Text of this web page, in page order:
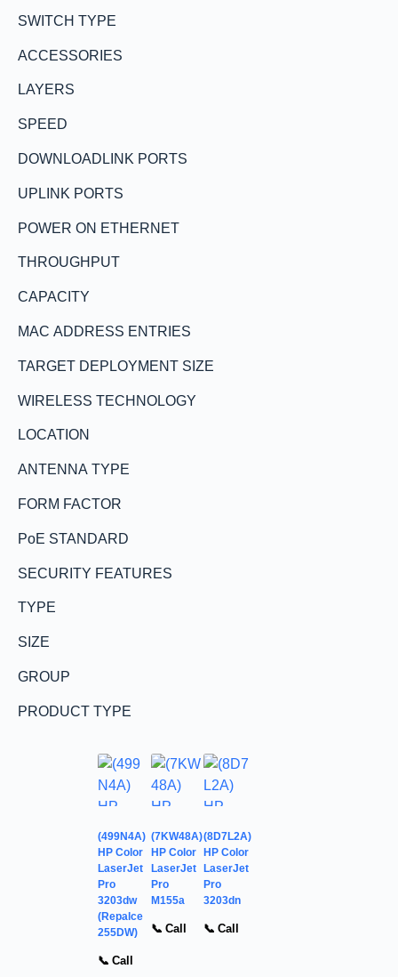
SWITCH TYPE
ACCESSORIES
LAYERS
SPEED
DOWNLOADLINK PORTS
UPLINK PORTS
POWER ON ETHERNET
THROUGHPUT
CAPACITY
MAC ADDRESS ENTRIES
TARGET DEPLOYMENT SIZE
WIRELESS TECHNOLOGY
LOCATION
ANTENNA TYPE
FORM FACTOR
PoE STANDARD
SECURITY FEATURES
TYPE
SIZE
GROUP
PRODUCT TYPE
(499N4A)
HP Color
LaserJet
Pro
3203dw
(Repalce
255DW)
📞 Call
(7KW48A)
HP Color
LaserJet
Pro
M155a
📞 Call
(8D7L2A)
HP Color
LaserJet
Pro
3203dn
📞 Call